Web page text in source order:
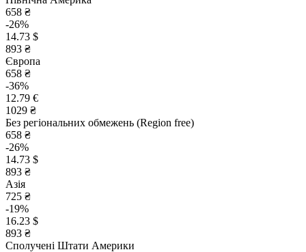
658 ₴
-26%
14.73 $
893 ₴
Європа
658 ₴
-36%
12.79 €
1029 ₴
Без регіональних обмежень (Region free)
658 ₴
-26%
14.73 $
893 ₴
Азія
725 ₴
-19%
16.23 $
893 ₴
Сполучені Штати Америки